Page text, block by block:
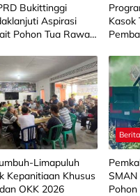
Bukittinggi
Aspirasi
Pohon Tua Rawan
Kasok
Limapuluh
Kepanitiaan Khusus
OKK 2026
Berita
SMAN